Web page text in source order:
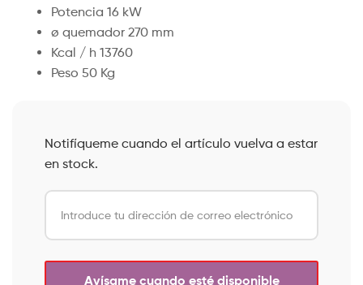
Potencia 16 kW
ø quemador 270 mm
Kcal / h 13760
Peso 50 Kg
Notifíqueme cuando el artículo vuelva a estar
en stock.